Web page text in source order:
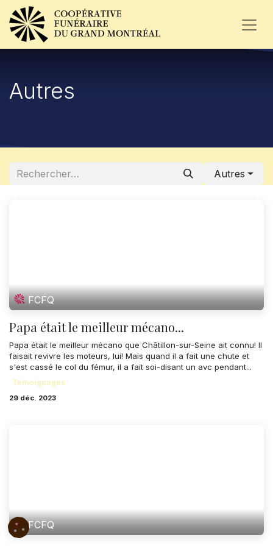
Autres
Autres
FCFQ
Papa était le meilleur mécano...
Papa était le meilleur mécano que Châtillon-sur-Seine ait connu! Il
faisait revivre les moteurs, lui! Mais quand il a fait une chute et
s'est cassé le col du fémur, il a fait soi-disant un avc pendant...
Témoignages
29 déc. 2023
FCFQ